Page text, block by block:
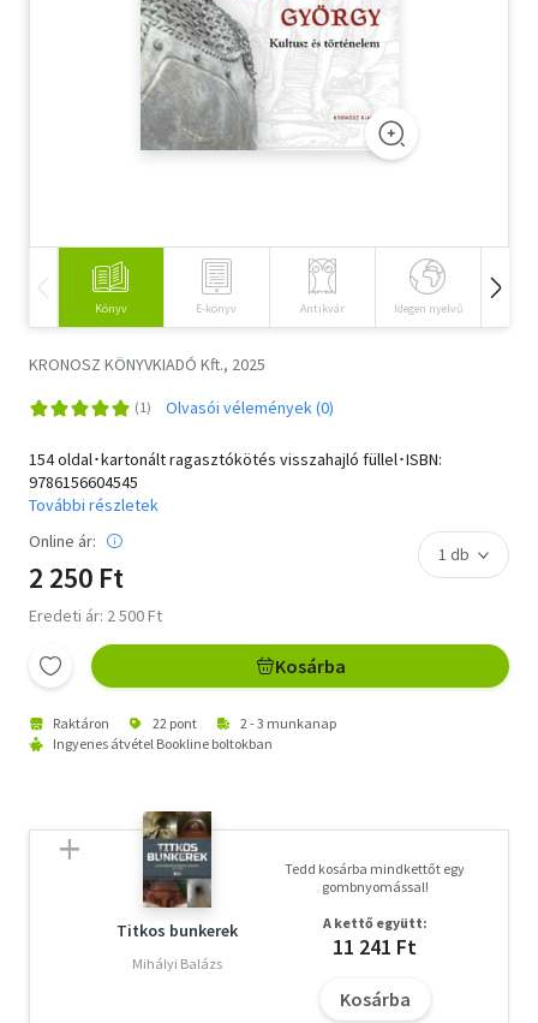
Tankönyv, segédkönyv
Társadalomtudomány
Természettudomány
Vallás
Könyv E-könyv Antikvár Idegen nyelvű
KRONOSZ KÖNYVKIADÓ Kft., 2025
Olvasói vélemények (0)
154 oldal･kartonált ragasztókötés visszahajló füllel･ISBN:
9786156604545
További részletek
Online ár:
2 250 Ft
Eredeti ár: 2 500 Ft
Kosárba
Raktáron 22 pont
2 - 3 munkanap
Ingyenes átvétel Bookline boltokban
Titkos bunkerek
Mihályi Balázs
Tedd kosárba mindkettőt egy
gombnyomással!
A kettő együtt:
11 241 Ft
Kosárba